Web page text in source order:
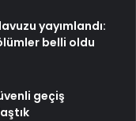
yayımlandı:
belli oldu
geçiş